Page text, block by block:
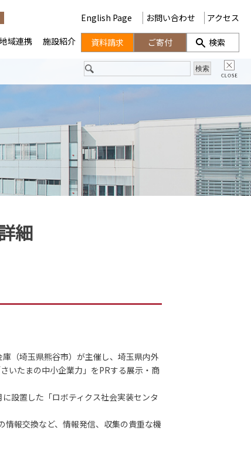
細
（埼玉県熊谷市）が主催し、埼玉県内外
いたまの中小企業力」をPRする展示・商
設置した「ロボティクス社会実装センタ
報交換など、情報発信、収集の貴重な機
地域連携 施設紹介
English Page お問い合わせ アクセス
資料請求 ご寄付 検索